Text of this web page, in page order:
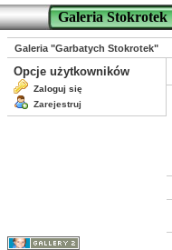
Galeria Stokrotek
Galeria "Garbatych Stokrotek"
Opcje użytkowników
Zaloguj się
Zarejestruj